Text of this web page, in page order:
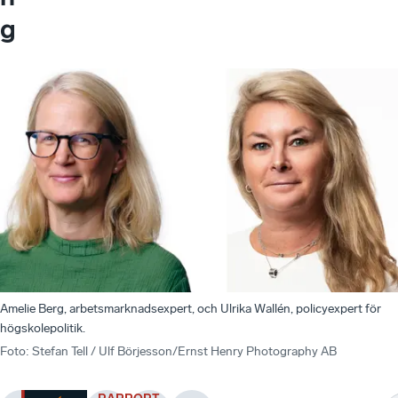
g
Amelie Berg, arbetsmarknadsexpert, och Ulrika Wallén­­­, policyexpert för
högskolepolitik.
Foto: Stefan Tell / Ulf Börjesson/Ernst Henry Photography AB